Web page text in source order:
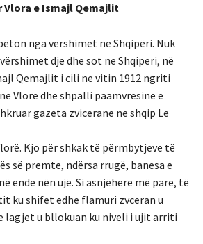
Vlora e Ismajl Qemajlit
nga vershimet ne Shqipëri. Nuk
dje dhe sot ne Shqiperi, në
Qemajlit i cili ne vitin 1912 ngriti
Vlore dhe shpalli paamvresine e
gazeta zvicerane ne shqip Le
Kjo për shkak të përmbytjeve të
së premte, ndërsa rrugë, banesa e
ende nën ujë. Si asnjëherë më parë, të
ku shifet edhe flamuri zvceran u
lagjet u bllokuan ku niveli i ujit arriti